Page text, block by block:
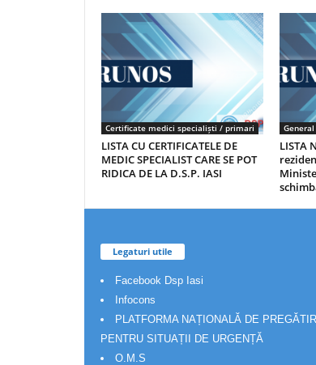
Certificate medici specialiști / primari
LISTA CU CERTIFICATELE DE
MEDIC SPECIALIST CARE SE POT
RIDICA DE LA D.S.P. IASI
General
LISTA
Legaturi utile
Facebook Dsp Iasi
Infocons
PLATFORMA NAȚIONALĂ DE
PENTRU SITUAȚII DE URGENȚĂ
O.M.S